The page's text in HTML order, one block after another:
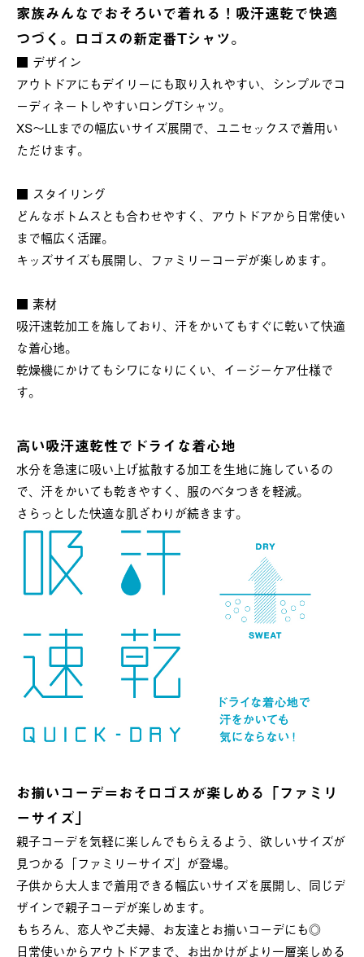
家族みんなでおそろいで着れる！吸汗速乾で快適
つづく。ロゴスの新定番Tシャツ。
■ デザイン
アウトドアにもデイリーにも取り入れやすい、シンプルでコ
ーディネートしやすいロングTシャツ。
XS〜LLまでの幅広いサイズ展開で、ユニセックスで着用い
ただけます。
■ スタイリング
どんなボトムスとも合わせやすく、アウトドアから日常使い
まで幅広く活躍。
キッズサイズも展開し、ファミリーコーデが楽しめます。
■ 素材
吸汗速乾加工を施しており、汗をかいてもすぐに乾いて快適
な着心地。
乾燥機にかけてもシワになりにくい、イージーケア仕様で
す。
高い吸汗速乾性でドライな着心地
水分を急速に吸い上げ拡散する加工を生地に施しているの
で、汗をかいても乾きやすく、服のベタつきを軽減。
さらっとした快適な肌ざわりが続きます。
お揃いコーデ＝おそロゴスが楽しめる「ファミリ
ーサイズ」
親子コーデを気軽に楽しんでもらえるよう、欲しいサイズが
見つかる「ファミリーサイズ」が登場。
子供から大人まで着用できる幅広いサイズを展開し、同じデ
ザインで親子コーデが楽しめます。
もちろん、恋人やご夫婦、お友達とお揃いコーデにも◎
日常使いからアウトドアまで、お出かけがより一層楽しめる